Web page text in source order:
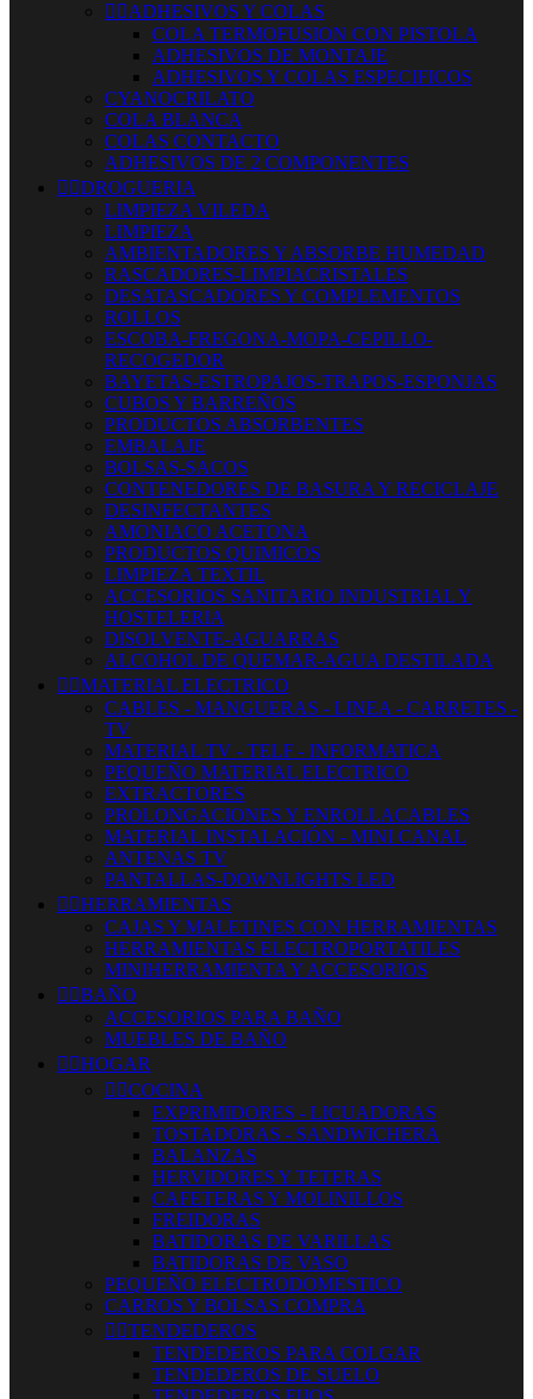
 ADHESIVOS Y COLAS
COLA TERMOFUSION CON PISTOLA
ADHESIVOS DE MONTAJE
ADHESIVOS Y COLAS ESPECIFICOS
CYANOCRILATO
COLA BLANCA
COLAS CONTACTO
ADHESIVOS DE 2 COMPONENTES
 DROGUERIA
LIMPIEZA VILEDA
LIMPIEZA
AMBIENTADORES Y ABSORBE HUMEDAD
RASCADORES-LIMPIACRISTALES
DESATASCADORES Y COMPLEMENTOS
ROLLOS
ESCOBA-FREGONA-MOPA-CEPILLO-
RECOGEDOR
BAYETAS-ESTROPAJOS-TRAPOS-ESPONJAS
CUBOS Y BARREÑOS
PRODUCTOS ABSORBENTES
EMBALAJE
BOLSAS-SACOS
CONTENEDORES DE BASURA Y RECICLAJE
DESINFECTANTES
AMONIACO ACETONA
PRODUCTOS QUIMICOS
LIMPIEZA TEXTIL
ACCESORIOS SANITARIO INDUSTRIAL Y
HOSTELERIA
DISOLVENTE-AGUARRAS
ALCOHOL DE QUEMAR-AGUA DESTILADA
 MATERIAL ELECTRICO
CABLES - MANGUERAS - LINEA - CARRETES -
TV
MATERIAL TV - TELF - INFORMATICA
PEQUEÑO MATERIAL ELECTRICO
EXTRACTORES
PROLONGACIONES Y ENROLLACABLES
MATERIAL INSTALACIÓN - MINI CANAL
ANTENAS TV
PANTALLAS-DOWNLIGHTS LED
 HERRAMIENTAS
CAJAS Y MALETINES CON HERRAMIENTAS
HERRAMIENTAS ELECTROPORTATILES
MINIHERRAMIENTA Y ACCESORIOS
 BAÑO
ACCESORIOS PARA BAÑO
MUEBLES DE BAÑO
 HOGAR
 COCINA
EXPRIMIDORES - LICUADORAS
TOSTADORAS - SANDWICHERA
BALANZAS
HERVIDORES Y TETERAS
CAFETERAS Y MOLINILLOS
FREIDORAS
BATIDORAS DE VARILLAS
BATIDORAS DE VASO
PEQUEÑO ELECTRODOMESTICO
CARROS Y BOLSAS COMPRA
 TENDEDEROS
TENDEDEROS PARA COLGAR
TENDEDEROS DE SUELO